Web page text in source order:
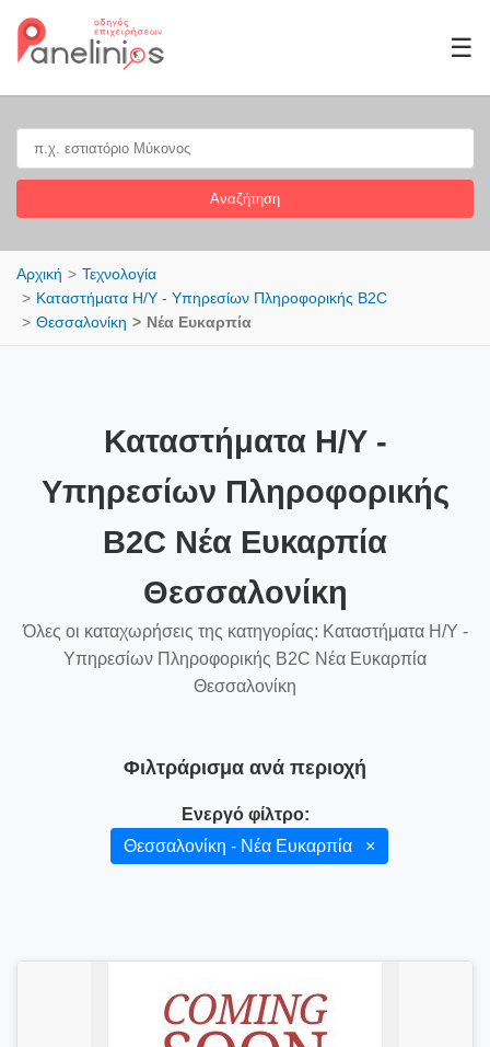
☰
Αναζήτηση
Αρχική
Τεχνολογία
Καταστήματα Η/Υ - Υπηρεσίων Πληροφορικής B2C
Θεσσαλονίκη
Νέα Ευκαρπία
Καταστήματα Η/Υ -
Υπηρεσίων Πληροφορικής
B2C Νέα Ευκαρπία
Θεσσαλονίκη
Όλες οι καταχωρήσεις της κατηγορίας: Καταστήματα Η/Υ -
Υπηρεσίων Πληροφορικής B2C Νέα Ευκαρπία
Θεσσαλονίκη
Φιλτράρισμα ανά περιοχή
Ενεργό φίλτρο:
Θεσσαλονίκη - Νέα Ευκαρπία
×